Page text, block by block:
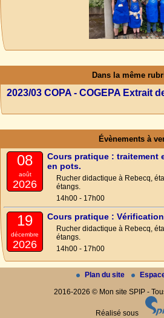
Dans la même
2023/03 COPA - COGEPA Extrait
Évènements à
08
août
2026
Cours pratique : traitement
en pots.
Rucher didactique à Rebecq,
étangs.
14h00 - 17h00
19
décembre
2026
Cours pratique :
Rucher didactique à Rebecq,
étangs.
14h00 - 17h00
Plan du site
2016-2026 © Mon site SPIP -
Réalisé sous